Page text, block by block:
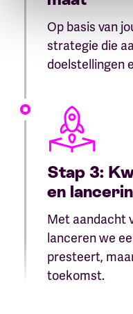
Op basis van
strategie die
doelstellingen
Stap 3:
en
Met aandacht
lanceren we
presteert,
toekomst.